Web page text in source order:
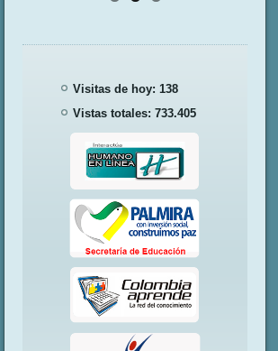
Visitas de hoy: 138
Vistas totales:733.405